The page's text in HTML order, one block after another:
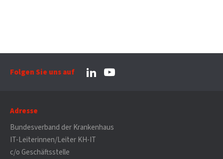
Folgen Sie uns auf
Adresse
Bundesverband der Krankenhaus
IT-Leiterinnen/Leiter KH-IT
c/o Geschäftsstelle